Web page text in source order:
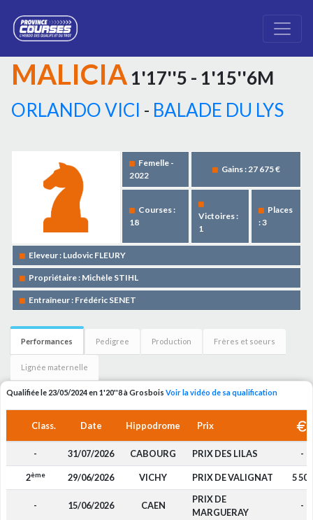
MALICIA 1'17''5 - 1'15''6M
ORLANDO VICI - BALADE DU LYS
Femelle -
2022
Gains : 27 675 €
Courses :
18
Victoires :
1
Places
: 3
Eleveur : Ludovic FLEURY
Propriétaire : Michèle STIHL
Entraîneur : Frédéric SENET
Performances Pedigree Production Frères et soeurs
Lignée maternelle
Qualifiée le 23/05/2024 en 1'20''8 à Grosbois Voir la vidéo de sa qualification
Class. Date Hippodrome Prix
- 31/07/2026 CABOURG PRIX DES LILAS -
2ème 29/06/2026 VICHY PRIX DE VALIGNAT 5 500
- 15/06/2026 CAEN
PRIX DE
MARGUERAY
-